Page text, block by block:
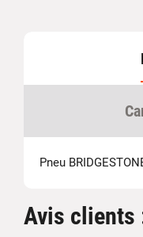
Pneu
Avis clients